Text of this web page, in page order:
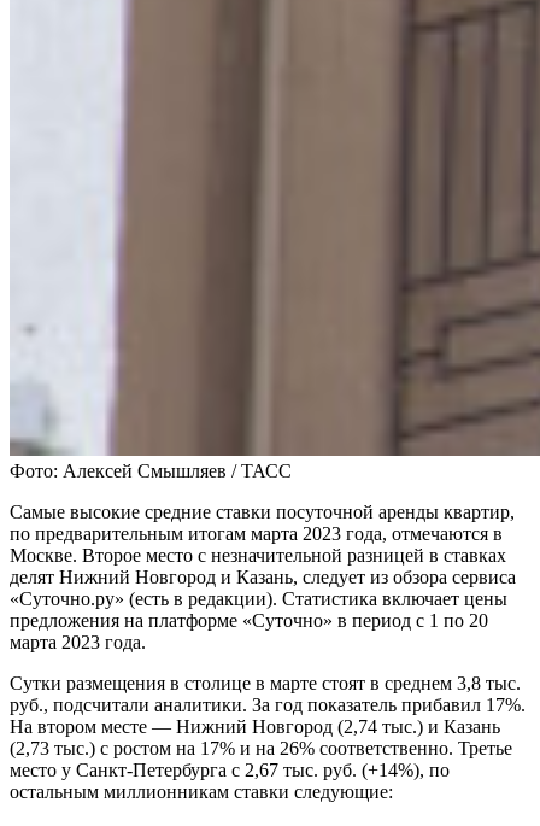
Фото: Алексей Смышляев / ТАСС
Самые высокие средние ставки посуточной аренды квартир,
по предварительным итогам марта 2023 года, отмечаются в
Москве. Второе место с незначительной разницей в ставках
делят Нижний Новгород и Казань, следует из обзора сервиса
«Суточно.ру» (есть в редакции). Статистика включает цены
предложения на платформе «Суточно» в период с 1 по 20
марта 2023 года.
Сутки размещения в столице в марте стоят в среднем 3,8 тыс.
руб., подсчитали аналитики. За год показатель прибавил 17%.
На втором месте — Нижний Новгород (2,74 тыс.) и Казань
(2,73 тыс.) с ростом на 17% и на 26% соответственно. Третье
место у Санкт-Петербурга с 2,67 тыс. руб. (+14%), по
остальным миллионникам ставки следующие: